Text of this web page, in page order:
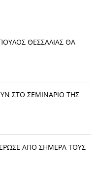
ΘΕΣΣΑΛΙΑΣ ΘΑ
ΣΤΟ ΣΕΜΙΝΑΡΙΟ ΤΗΣ
ΑΠΟ ΣΗΜΕΡΑ ΤΟΥΣ